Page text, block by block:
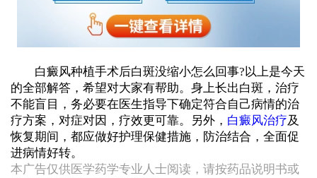
白癜风种植手术后白斑没缩小怎么回事?以上是今天
的全部解答，希望对大家有帮助。身上长出白斑，治疗
不能盲目，务必要在医生指导下确定符合自己病情的治
疗方案，对症对因，疗效更可靠。另外， 白癜风治疗及
恢复期间，都应做好护理保健措施，防治结合，全面促
进病情好转。
本广告仅供医学药学专业人士阅读，请按药品说明书或